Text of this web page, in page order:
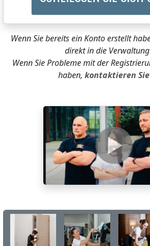
Wenn Sie bereits ein Konto erstellt
direkt in die
Wenn Sie Probleme mit der
haben, kontaktieren